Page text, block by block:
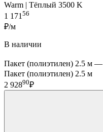
Warm | Тёплый 3500 K
1 17156
₽/м
В наличии
Пакет (полиэтилен) 2.5 м —
Пакет (полиэтилен) 2.5 м
2 92890₽